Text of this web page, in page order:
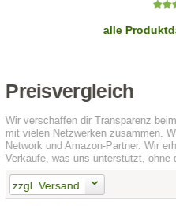
alle
Preisvergleich
Wir verschaffen dir Transparenz
mit vielen Netzwerken zusammen.
Network und Amazon-Partner. Wir
Verkäufe, was uns unterstützt, ohne
zzgl. Versand